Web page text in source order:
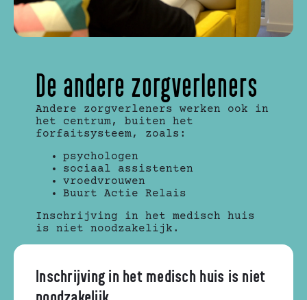
De andere zorgverleners
Andere zorgverleners werken ook in
het centrum, buiten het
forfaitsysteem, zoals:
psychologen
sociaal assistenten
vroedvrouwen
Buurt Actie Relais
Inschrijving in het medisch huis
is niet noodzakelijk.
Inschrijving in het medisch huis is niet